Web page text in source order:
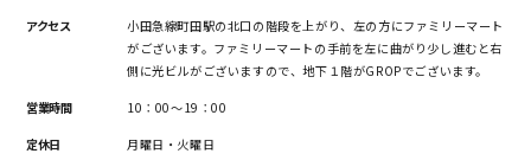
アクセス
小田急線町田駅の北口の階段を上がり、左の方にファミリーマート
がございます。ファミリーマートの手前を左に曲がり少し進むと右
側に光ビルがございますので、地下１階がGROPでございます。
営業時間 10：00～19：00
定休日 月曜日・火曜日